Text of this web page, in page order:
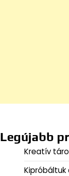
Legújabb
Kreatív